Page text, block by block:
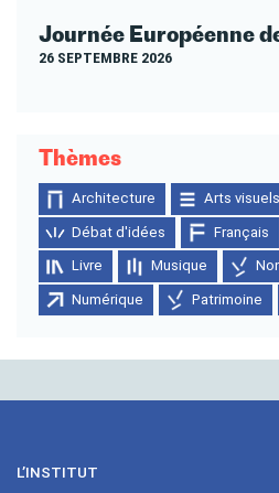
Journée Européenne
26 SEPTEMBRE 2026
Thèmes
Architecture Arts visuels
Débat d'idées Français
Livre Musique
Numérique Patrimoine
L’INSTITUT